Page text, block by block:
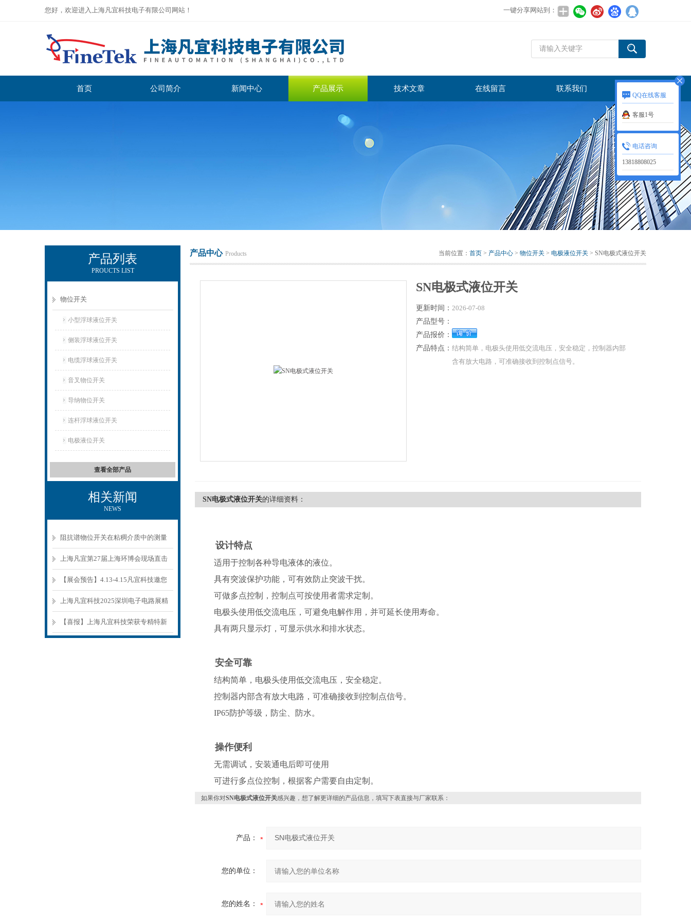
您好，欢迎进入上海凡宜科技电子有限公司网站！ 一键分享网站到：
首页 公司简介 新闻中心 产品展示 技术文章 在线留言 联系我们
产品列表
PROUCTS LIST
物位开关
小型浮球液位开关
侧装浮球液位开关
电缆浮球液位开关
音叉物位开关
导纳物位开关
连杆浮球液位开关
电极液位开关
查看全部产品
相关新闻
NEWS
阻抗谱物位开关在粘稠介质中的测量
原理与选型要点
上海凡宜第27届上海环博会现场直击
【展会预告】4.13-4.15凡宜科技邀您
参观环博会
上海凡宜科技2025深圳电子电路展精
彩回顾
【喜报】上海凡宜科技荣获专精特新
产品中心 Products 当前位置： 首页 > 产品中心 > 物位开关 > 电极液位开关 > SN电极式液位开关
SN电极式液位开关
更新时间： 2026-07-08
产品型号：
产品报价：
产品特点： 结构简单，电极头使用低交流电压，安全稳定，控制器内部
含有放大电路，可准确接收到控制点信号。
SN电极式液位开关的详细资料：
设计特点
适用于控制各种导电液体的液位。
具有突波保护功能，可有效防止突波干扰。
可做多点控制，控制点可按使用者需求定制。
电极头使用低交流电压，可避免电解作用，并可延长使用寿命。
具有两只显示灯，可显示供水和排水状态。
安全可靠
结构简单，电极头使用低交流电压，安全稳定。
控制器内部含有放大电路，可准确接收到控制点信号。
IP65防护等级，防尘、防水。
操作便利
无需调试，安装通电后即可使用
可进行多点位控制，根据客户需要自由定制。
如果你对SN电极式液位开关感兴趣，想了解更详细的产品信息，填写下表直接与厂家联系：
产品：
您的单位：
您的姓名：
QQ在线客服
客服1号
电话咨询
13818808025